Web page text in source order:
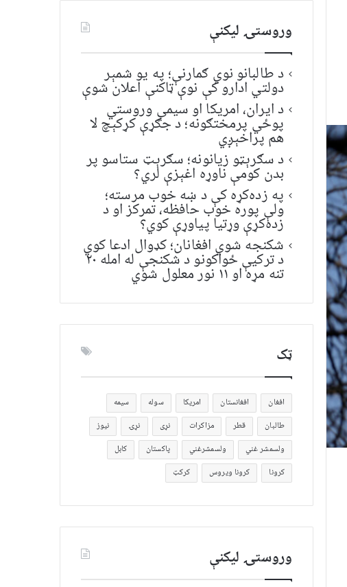
وروستۍ ليکنې
د طالبانو نوي ګمارنې؛ په یو شمېر
دولتي ادارو کې نوې ټاکنې اعلان شوې
د ایران، امریکا او سیمې وروستي
پوځي پرمختګونه؛ د جګړې کړکېچ لا
هم پراخېږي
د سګرېټو زیانونه؛ سګرېټ ستاسو پر
بدن کومې ناوړه اغېزې لري؟
په زده‌کړه کې د ښه خوب مرسته؛
ولې پوره خوب حافظه، تمرکز او د
زده‌کړې وړتیا پیاوړې کوي؟
شکنجه شوي افغانان؛ کډوال ادعا کوي
د ترکیې ځواکونو د شکنجې له امله ۲۰
تنه مړه او ۱۱ نور معلول شوي
ټک
افغان افغانستان امریکا سوله
سیمه
طالبان
قطر مزاکرات نړی نړۍ
نیوز
ولسمشر غني
ولسمشرغني پاکستان
کابل
کرونا
کرونا ویروس کرکټ
وروستۍ ليکنې